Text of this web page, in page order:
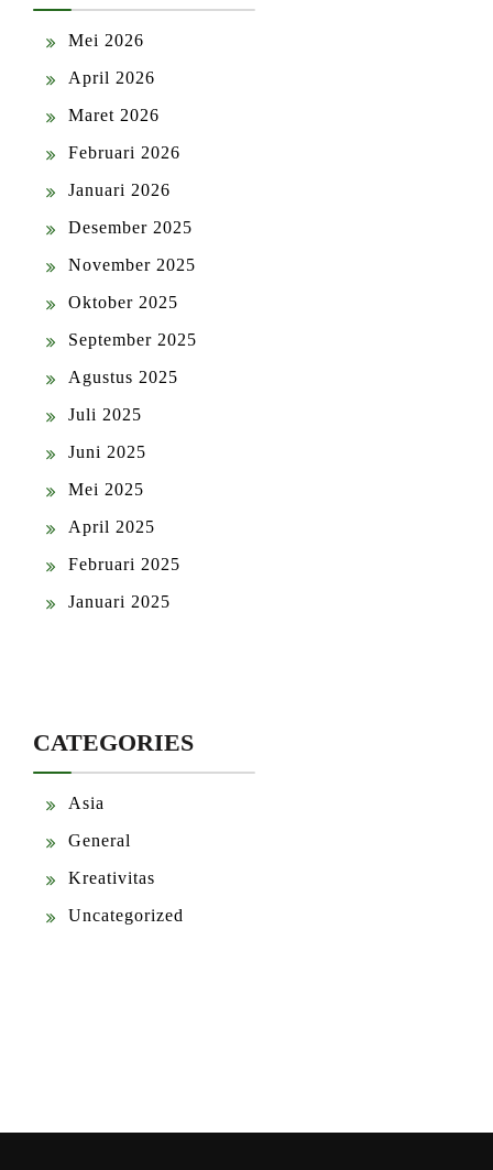
Mei 2026
April 2026
Maret 2026
Februari 2026
Januari 2026
Desember 2025
November 2025
Oktober 2025
September 2025
Agustus 2025
Juli 2025
Juni 2025
Mei 2025
April 2025
Februari 2025
Januari 2025
CATEGORIES
Asia
General
Kreativitas
Uncategorized